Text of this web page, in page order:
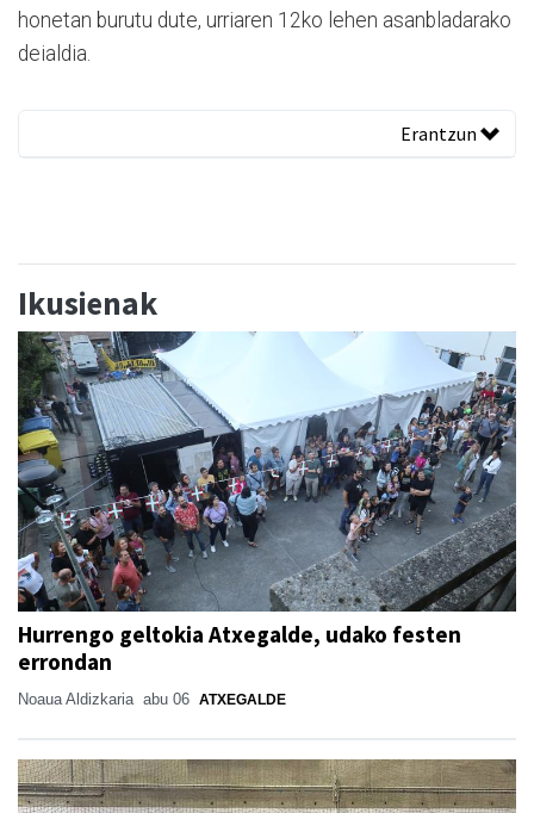
honetan burutu dute, urriaren 12ko lehen asanbladarako
deialdia.
Erantzun
Ikusienak
Hurrengo geltokia Atxegalde, udako festen
errondan
Noaua Aldizkaria abu 06 ATXEGALDE